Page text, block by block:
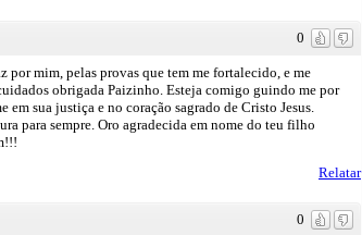
0
por mim, pelas provas que tem me fortalecido, e me
obrigada Paizinho. Esteja comigo guindo me por
em sua justiça e no coração sagrado de Cristo Jesus.
para sempre. Oro agradecida em nome do teu filho
Relatar
0